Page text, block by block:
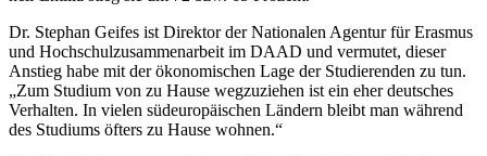
Dr. Stephan Geifes ist Direktor der Nationalen Agentur für Erasmus
und Hochschulzusammenarbeit im DAAD und vermutet, dieser
Anstieg habe mit der ökonomischen Lage der Studierenden zu tun.
„Zum Studium von zu Hause wegzuziehen ist ein eher deutsches
Verhalten. In vielen südeuropäischen Ländern bleibt man während
des Studiums öfters zu Hause wohnen.“